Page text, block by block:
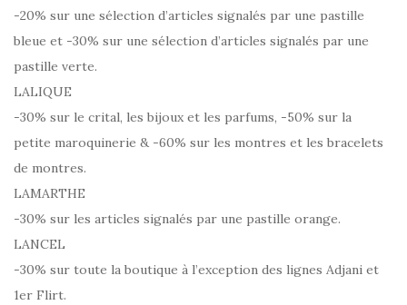
-20% sur une sélection d’articles signalés par une pastille
bleue et -30% sur une sélection d’articles signalés par une
pastille verte.
LALIQUE
-30% sur le crital, les bijoux et les parfums, -50% sur la
petite maroquinerie & -60% sur les montres et les bracelets
de montres.
LAMARTHE
-30% sur les articles signalés par une pastille orange.
LANCEL
-30% sur toute la boutique à l’exception des lignes Adjani et
1er Flirt.